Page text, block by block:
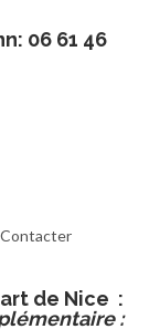
06 61 46
de Nice :
: